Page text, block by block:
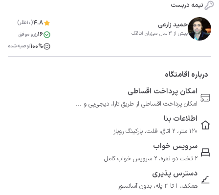
نیمه دربست
حمید زارعی
بیش از 3 سال میزبان اتاقک
4.8(10نظر)
16رزرو موفق
100%توصیه شده
درباره اقامتگاه
امکان پرداخت اقساطی
امکان پرداخت اقساطی از طریق تارا، دیجی‌پی و ...
اطلاعات بنا
120 متر، 2 اتاق، فلت، پارکینگ روباز
سرویس خواب
2 تخت دو نفره، 2 سرویس خواب کامل
دسترس پذیری
همکف، 1 تا 3 پله، بدون آسانسور